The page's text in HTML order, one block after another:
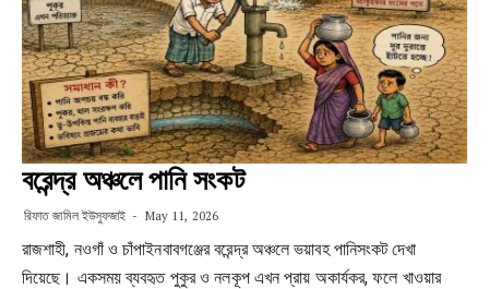
বরেন্দ্র অঞ্চলে পানি সংকট
রিফাত জামিল ইউসুফজাই May 11, 2026
রাজশাহী, নওগাঁ ও চাঁপাইনবাবগঞ্জের বরেন্দ্র অঞ্চলে ভয়াবহ পানিসংকট দেখা
দিয়েছে। একসময় ব্যবহৃত পুকুর ও নলকূপ এখন প্রায় অকার্যকর, ফলে খাওয়ার